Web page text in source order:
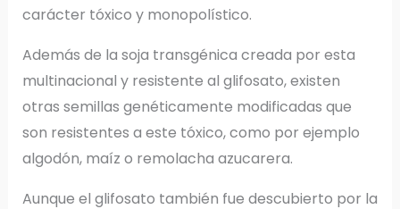
carácter tóxico y monopolístico.
Además de la soja transgénica creada por esta
multinacional y resistente al glifosato, existen
otras semillas genéticamente modificadas que
son resistentes a este tóxico, como por ejemplo
algodón, maíz o remolacha azucarera.
Aunque el glifosato también fue descubierto por la